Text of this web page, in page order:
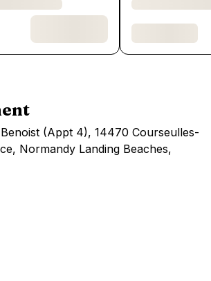
(Appt 4), 14470 Courseulles-
Normandy Landing Beaches,